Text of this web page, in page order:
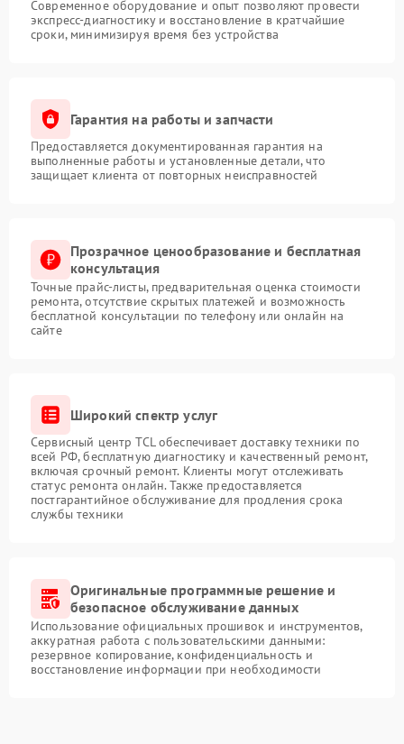
Современное оборудование и опыт позволяют провести
экспресс-диагностику и восстановление в кратчайшие
сроки, минимизируя время без устройства
Гарантия на работы и запчасти
Предоставляется документированная гарантия на
выполненные работы и установленные детали, что
защищает клиента от повторных неисправностей
Прозрачное ценообразование и бесплатная
консультация
Точные прайс-листы, предварительная оценка стоимости
ремонта, отсутствие скрытых платежей и возможность
бесплатной консультации по телефону или онлайн на
сайте
Широкий спектр услуг
Сервисный центр TCL обеспечивает доставку техники по
всей РФ, бесплатную диагностику и качественный ремонт,
включая срочный ремонт. Клиенты могут отслеживать
статус ремонта онлайн. Также предоставляется
постгарантийное обслуживание для продления срока
службы техники
Оригинальные программные решение и
безопасное обслуживание данных
Использование официальных прошивок и инструментов,
аккуратная работа с пользовательскими данными:
резервное копирование, конфиденциальность и
восстановление информации при необходимости